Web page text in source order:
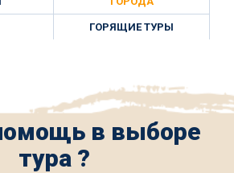
ГОРЯЩИЕ ТУРЫ
в выборе
тура ?